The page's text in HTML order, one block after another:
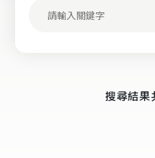
搜尋結果